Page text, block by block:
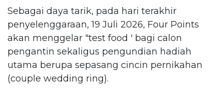
Sebagai daya tarik, pada hari terakhir
penyelenggaraan, 19 Juli 2026, Four Points
akan menggelar "test food ' bagi calon
pengantin sekaligus pengundian hadiah
utama berupa sepasang cincin pernikahan
(couple wedding ring).